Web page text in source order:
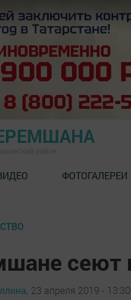
ФОТОГАЛЕРЕИ
сеют
23 апреля 2019 - 13:30